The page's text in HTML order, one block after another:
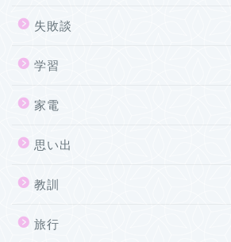
失敗談
学習
家電
思い出
教訓
旅行